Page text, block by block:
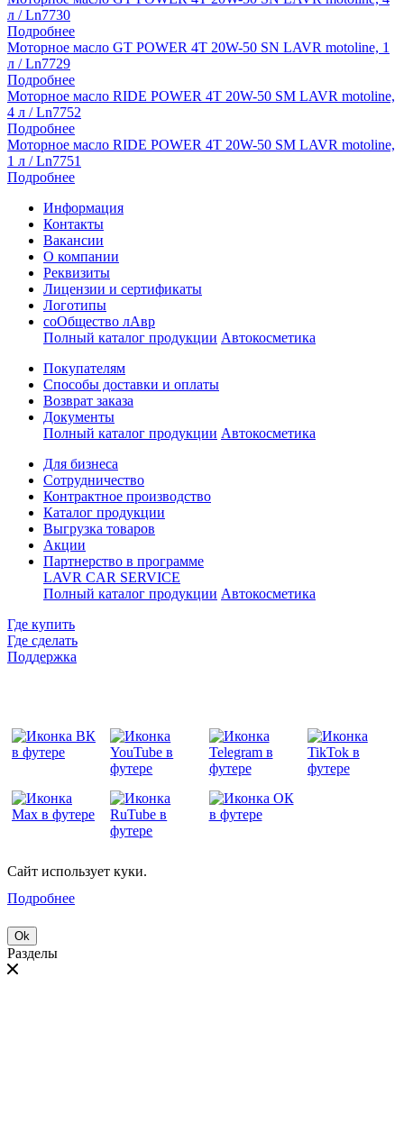
л / Ln7730
Подробнее
Моторное масло GT POWER 4T 20W-50 SN LAVR motoline, 1
л / Ln7729
Подробнее
Моторное масло RIDE POWER 4Т 20W-50 SM LAVR motoline,
4 л / Ln7752
Подробнее
Моторное масло RIDE POWER 4T 20W-50 SM LAVR motoline,
1 л / Ln7751
Подробнее
Информация
Контакты
Вакансии
О компании
Реквизиты
Лицензии и сертификаты
Логотипы
соОбщество лАвр
Полный каталог продукции Автокосметика
Покупателям
Способы доставки и оплаты
Возврат заказа
Документы
Полный каталог продукции Автокосметика
Для бизнеса
Сотрудничество
Контрактное производcтво
Каталог продукции
Выгрузка товаров
Акции
Партнерство в программе
LAVR CAR SERVICE
Полный каталог продукции Автокосметика
Где купить
Где сделать
Поддержка
Сайт использует куки.
Подробнее
Ok
Разделы